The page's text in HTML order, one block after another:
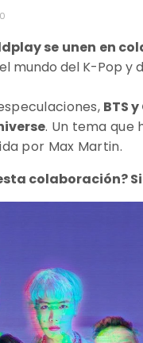
0
se unen en
mundo del K-Pop y
BTS
. Un tema
por Max Martin.
colaboración?